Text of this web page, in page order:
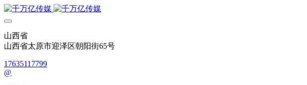
山西省
山西省太原市迎泽区朝阳街65号
17635117799
@